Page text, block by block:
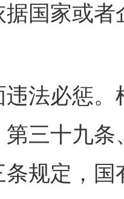
国家或
必惩。
三十九
规定，